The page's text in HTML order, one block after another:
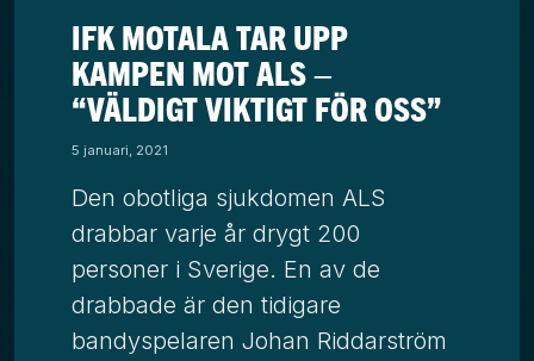
IFK MOTALA TAR UPP
KAMPEN MOT ALS –
“VÄLDIGT VIKTIGT FÖR OSS”
5 januari, 2021
Den obotliga sjukdomen ALS
drabbar varje år drygt 200
personer i Sverige. En av de
drabbade är den tidigare
bandyspelaren Johan Riddarström